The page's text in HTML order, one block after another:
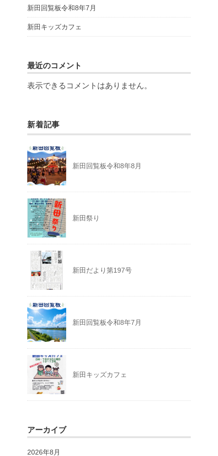
新田回覧板令和8年7月
新田キッズカフェ
最近のコメント
表示できるコメントはありません。
新着記事
新田回覧板令和8年8月
新田祭り
新田だより第197号
新田回覧板令和8年7月
新田キッズカフェ
アーカイブ
2026年8月